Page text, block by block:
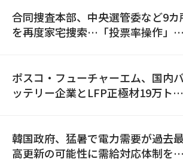
合同捜査本部、中央選管委など9カ
を再度家宅捜索…「投票率操作」の
ポスコ・フューチャーエム、国内
ッテリー企業とLFP正極材19万トン
韓国政府、猛暑で電力需要が過去最
高更新の可能性に需給対応体制を点